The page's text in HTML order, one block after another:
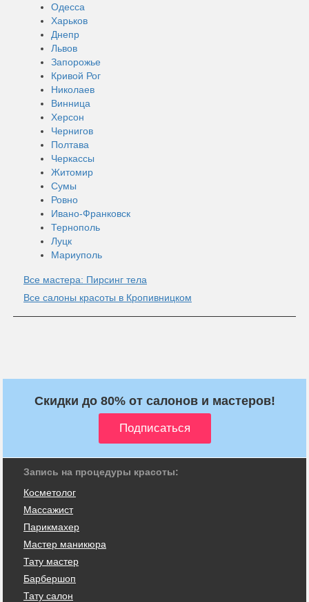
Одесса
Харьков
Днепр
Львов
Запорожье
Кривой Рог
Николаев
Винница
Херсон
Чернигов
Полтава
Черкассы
Житомир
Сумы
Ровно
Ивано-Франковск
Тернополь
Луцк
Мариуполь
Все мастера: Пирсинг тела
Все салоны красоты в Кропивницком
Скидки до 80% от салонов и мастеров!
Запись на процедуры красоты:
Косметолог
Массажист
Парикмахер
Мастер маникюра
Тату мастер
Барбершоп
Тату салон